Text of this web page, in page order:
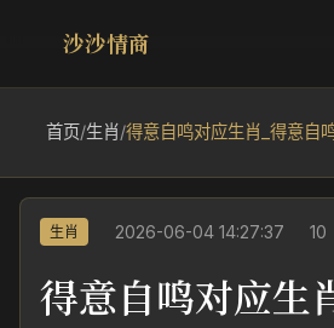
沙沙情商
首页/生肖/得意自鸣对应生肖_得意自
生肖 2026-06-04 14:27:37 10
得意自鸣对应生